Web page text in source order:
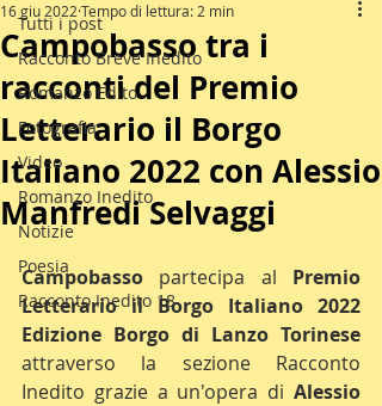
Tutti i post
Racconto Breve Inedito
Romanzo Edito
Fotografia
Video
Romanzo Inedito
Notizie
Poesia
Racconto Inedito 18
Campobasso tra i
racconti del Premio
Letterario il Borgo
Italiano 2022 con Alessio
Manfredi Selvaggi
16 giu 2022 Tempo di lettura: 2 min
Campobasso partecipa al Premio
Letterario il Borgo Italiano 2022
Edizione Borgo di Lanzo Torinese
attraverso la sezione Racconto
Inedito grazie a un'opera di Alessio